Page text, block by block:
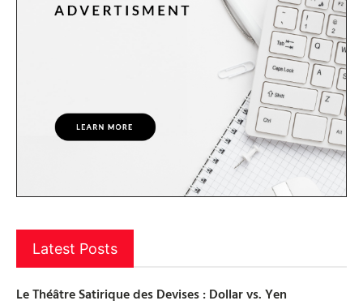
Latest Posts
Le Théâtre Satirique des Devises : Dollar vs. Yen